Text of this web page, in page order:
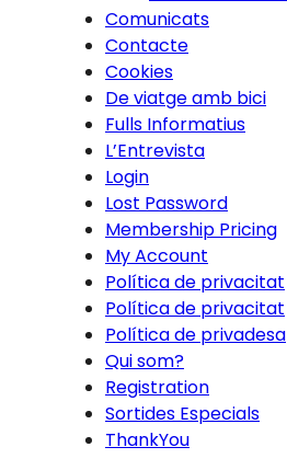
Comunicats
Contacte
Cookies
De viatge amb bici
Fulls Informatius
L’Entrevista
Login
Lost Password
Membership Pricing
My Account
Política de privacitat
Política de privacitat
Política de privadesa
Qui som?
Registration
Sortides Especials
ThankYou